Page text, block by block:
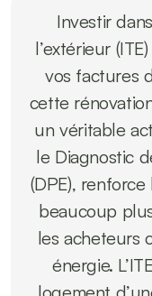
Investir
l’extérieur
vos factures
cette
un véritable
le Diagnostic
(DPE),
beaucoup
les acheteurs
énergie.